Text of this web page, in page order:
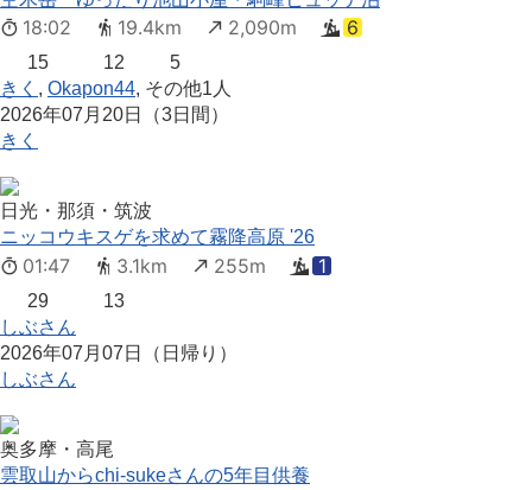
18:02 19.4km 2,090m 6
15 12
5
きく , Okapon44, その他1人
2026年07月20日（3日間）
きく
日光・那須・筑波
ニッコウキスゲを求めて霧降高原 '26
01:47 3.1km 255m 1
29
13
しぶさん
2026年07月07日（日帰り）
しぶさん
奥多摩・高尾
雲取山からchi-sukeさんの5年目供養